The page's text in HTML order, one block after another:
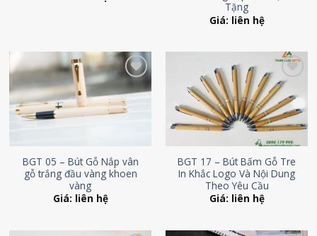
Tặng
Giá: liên hệ
Add to
Wishlist
BGT 05 – Bút Gỗ Nắp vân
gỗ trắng đầu vàng khoen
vàng
Giá: liên hệ
Add to
Wishlist
BGT 17 – Bút Bấm Gỗ Tre
In Khắc Logo Và Nội Dung
Theo Yêu Cầu
Giá: liên hệ